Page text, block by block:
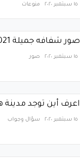
١٥ سبتمبر ٢٠٢٠ منوعات
صور شفافه جميلة 2021
١٥ سبتمبر ٢٠٢٠ صور
اعرف أين توجد مدينة
١٥ سبتمبر ٢٠٢٠ سؤال وجواب